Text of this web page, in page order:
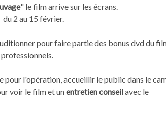
" le film arrive sur les écrans.
2 au 15 février.
pour faire partie des bonus dvd du
pour l'opération, accueillir le public dans le
voir le film et unentretien conseilavec le